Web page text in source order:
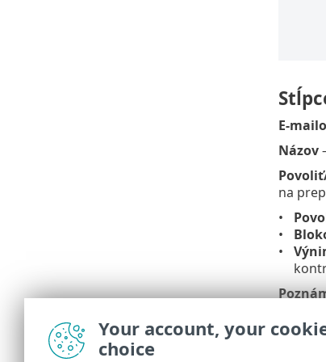
E-
Názov
na
Your account, your
choice